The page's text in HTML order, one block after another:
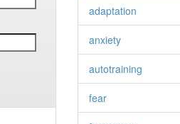
adaptation
anxiety
autotraining
fear